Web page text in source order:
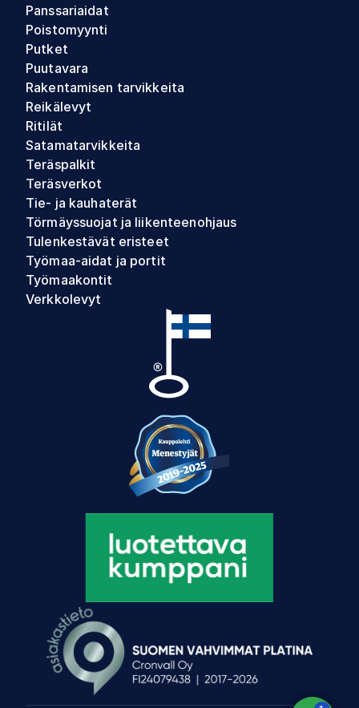
Panssariaidat
Poistomyynti
Putket
Puutavara
Rakentamisen tarvikkeita
Reikälevyt
Ritilät
Satamatarvikkeita
Teräspalkit
Teräsverkot
Tie- ja kauhaterät
Törmäyssuojat ja liikenteenohjaus
Tulenkestävät eristeet
Työmaa-aidat ja portit
Työmaakontit
Verkkolevyt